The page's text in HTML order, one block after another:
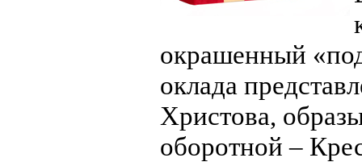
окрашенный
оклада
Христова,
оборотной –